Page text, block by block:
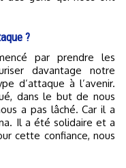
?
par prendre les
davantage notre
d’attaque à l’avenir.
dans le but de nous
a pas lâché. Car il a
Il a été solidaire et a
cette confiance, nous